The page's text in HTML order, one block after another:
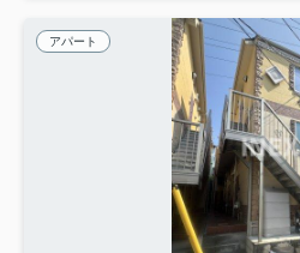
アパート